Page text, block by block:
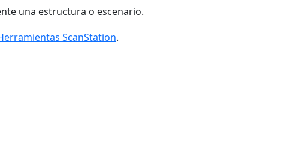
una estructura o escenario.
ScanStation.